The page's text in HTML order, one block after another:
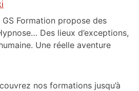
GS Formation propose des
Des lieux d’exceptions,
Une réelle aventure
nos formations jusqu’à